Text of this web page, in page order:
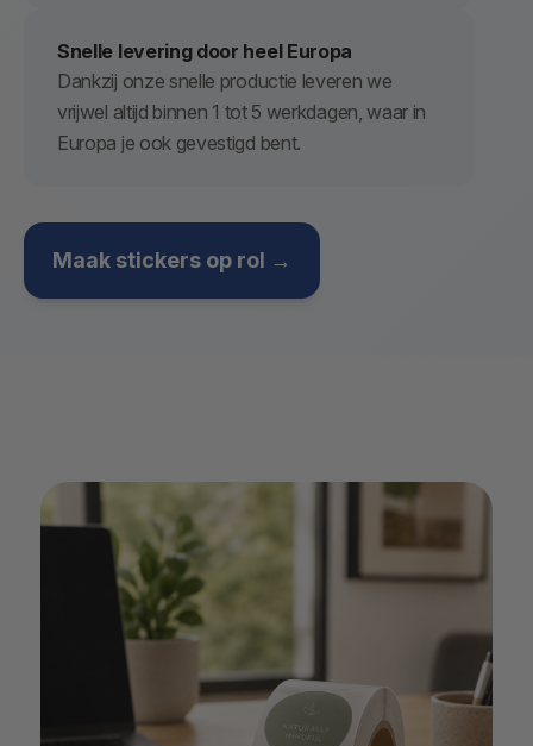
Snelle levering door heel Europa
Dankzij onze snelle productie leveren we
vrijwel altijd binnen 1 tot 5 werkdagen, waar in
Europa je ook gevestigd bent.
Maak stickers op rol →